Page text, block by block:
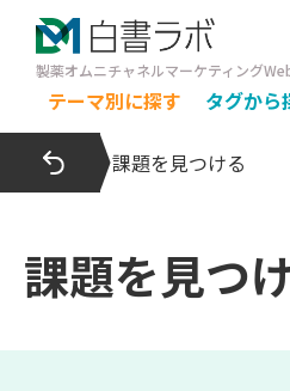
製薬オムニチャネルマーケティング
テーマ別に探す タグから
課題を見つける
課題を見つ